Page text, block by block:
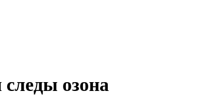
озона